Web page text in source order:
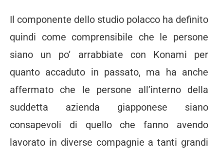
Il componente dello studio polacco ha definito
quindi come comprensibile che le persone
siano un po’ arrabbiate con Konami per
quanto accaduto in passato, ma ha anche
affermato che le persone all’interno della
suddetta azienda giapponese siano
consapevoli di quello che fanno avendo
lavorato in diverse compagnie a tanti grandi